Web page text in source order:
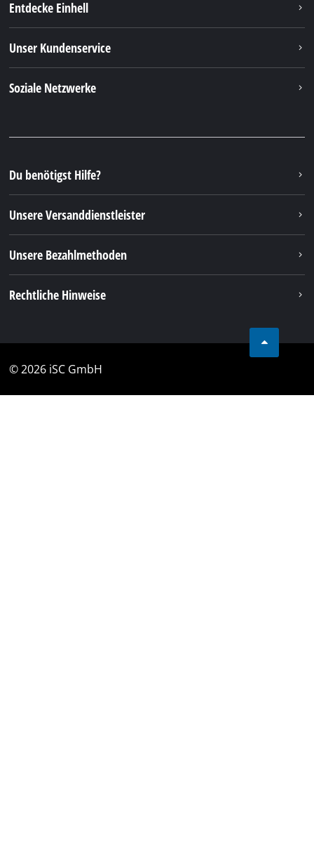
Entdecke Einhell
Unser Kundenservice
Soziale Netzwerke
Du benötigst Hilfe?
Unsere Versanddienstleister
Unsere Bezahlmethoden
Rechtliche Hinweise
© 2026 iSC GmbH